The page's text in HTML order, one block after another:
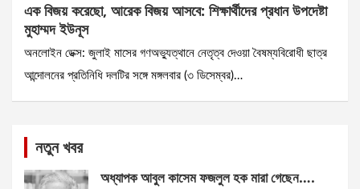
এক বিজয় করেছো, আরেক বিজয় আসবে: শিক্ষার্থীদের প্রধান উপদেষ্টা
মুহাম্মদ ইউনূস
অনলােইন ডেক্স: জুলাই মাসের গণঅভ্যুত্থানে নেতৃত্ব দেওয়া বৈষম্যবিরোধী ছাত্র
আন্দোলনের প্রতিনিধি দলটির সঙ্গে মঙ্গলবার (৩ ডিসেম্বর)…
নতুন খবর
অধ্যাপক আবুল কাসেম ফজলুল হক মারা গেছেন….